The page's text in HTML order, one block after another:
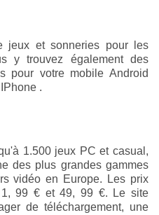
jeux et sonneries pour les
y trouvez également des
pour votre mobile Android
.
1.500 jeux PC et casual,
des plus grandes gammes
vidéo en Europe. Les prix
1, 99 € et 49, 99 €. Le site
de téléchargement, une